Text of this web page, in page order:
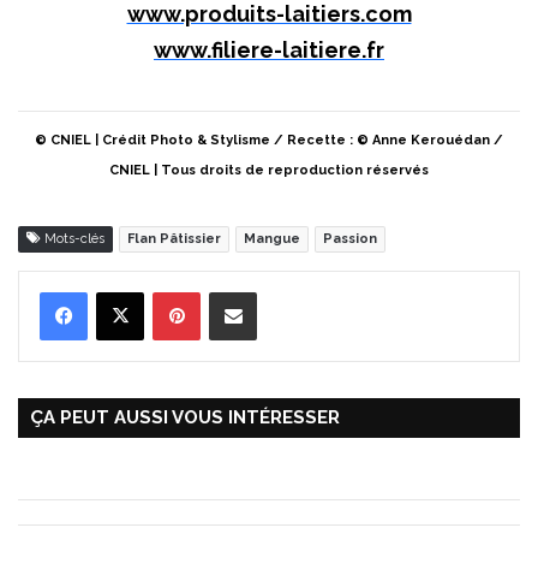
www.produits-laitiers.com
www.filiere-laitiere.fr
© CNIEL | Crédit Photo & Stylisme / Recette : © Anne Kerouédan /
CNIEL | Tous droits de reproduction réservés
Mots-clés Flan Pâtissier Mangue Passion
ÇA PEUT AUSSI VOUS INTÉRESSER